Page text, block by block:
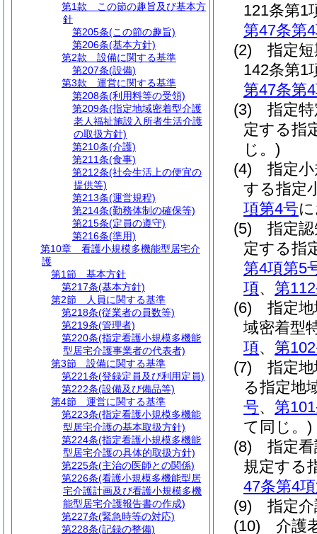
121条第1
第47条第
(2)
指定
142条第1
第47条第
(3)
指定
定する指
じ。)
(4)
指定
する指定
項第4号
(5)
指定
定する指
第4項第5
項、 第
(6)
指定
域密着型
項、 第
(7)
指定
る指定地
号、 第
て同じ。)
(8)
指定
規定する
47条第4
(9)
指定
(10)
介護
第1款
この節の趣旨及び基本方
針
第205条(この節の趣旨)
第206条(基本方針)
第2款
設備に関する基準
第207条(設備)
第3款
運営に関する基準
第208条(利用料等の受領)
第209条(指定地域密着型介護
老人福祉施設入所者生活介護
の取扱方針)
第210条(介護)
第211条(食事)
第212条(社会生活上の便宜の
提供等)
第213条(運営規程)
第214条(勤務体制の確保等)
第215条(定員の遵守)
第216条(準用)
第10章
看護小規模多機能型居宅介
護
第1節
基本方針
第217条(基本方針)
第2節
人員に関する基準
第218条(従業者の員数等)
第219条(管理者)
第220条(指定看護小規模多機能
型居宅介護事業者の代表者)
第3節
設備に関する基準
第221条(登録定員及び利用定員)
第222条(設備及び備品等)
第4節
運営に関する基準
第223条(指定看護小規模多機能
型居宅介護の基本取扱方針)
第224条(指定看護小規模多機能
型居宅介護の具体的取扱方針)
第225条(主治の医師との関係)
第226条(看護小規模多機能型居
宅介護計画及び看護小規模多機
能型居宅介護報告書の作成)
第227条(緊急時等の対応)
第228条(記録の整備)